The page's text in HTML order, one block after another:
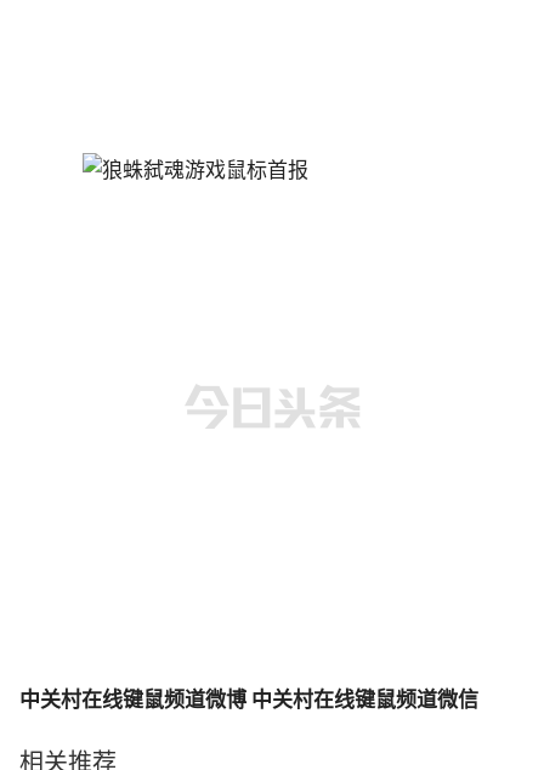
中关村在线键鼠频道微博 中关村在线键鼠频道微信
相关推荐